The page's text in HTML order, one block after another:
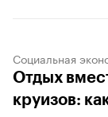
Социальная
Отдых
круизов: